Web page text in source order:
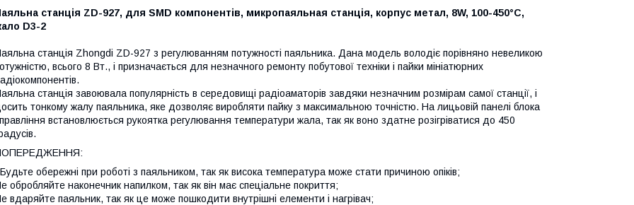
станція ZD-927, для SMD компонентів, микропаяльная станція, корпус метал, 8W, 100-450°C,
D3-2
станція Zhongdi ZD-927 з регулюванням потужності паяльника. Дана модель володіє порівняно невеликою
всього 8 Вт., і призначається для незначного ремонту побутової техніки і пайки мініатюрних
станція завоювала популярність в середовищі радіоаматорів завдяки незначним розмірам самої станції, і
тонкому жалу паяльника, яке дозволяє виробляти пайку з максимальною точністю. На лицьовій панелі блока
встановлюється рукоятка регулювання температури жала, так як воно здатне розігріватися до 450
обережні при роботі з паяльником, так як висока температура може стати причиною опіків;
обробляйте наконечник напилком, так як він має спеціальне покриття;
вдаряйте паяльник, так як це може пошкодити внутрішні елементи і нагрівач;